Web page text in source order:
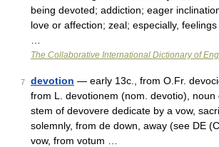
being devoted; addiction; eager
love or affection; zeal; especially,
The Collaborative International Dictionary of
7 devotion — early 13c., from O.Fr.
from L. devotionem (nom. devotio), noun
stem of devovere dedicate by a vow,
solemnly, from de down, away (see DE
vow, from votum …